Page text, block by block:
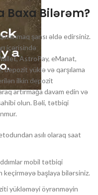
Baxa Bilərəm?
şansı əldə edirsiniz.
içərisində
AstroPay, eManat,
depozit yüklə və qarşılama
ilkin depozit
artırmağa davam edin və
olun. Bəli, tətbiqi
asılı olaraq saat
mobil tətbiqi
keçirməyə başlaya bilərsiniz.
yükləməyi öyrənməyin